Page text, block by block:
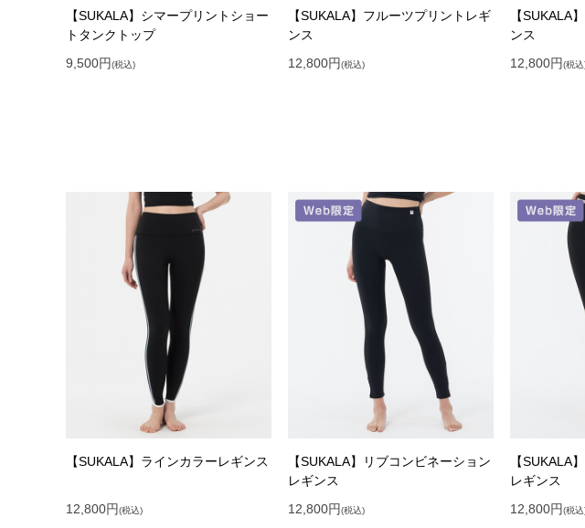
【SUKALA】シマープリントショー
トタンクトップ
9,500円(税込)
【SUKALA】フルーツプリントレギ
ンス
12,800円(税込)
【SUKALA
ンス
12,800円(税
【SUKALA】ラインカラーレギンス
12,800円(税込)
【SUKALA】リブコンビネーション
レギンス
12,800円(税込)
【SUKALA
レギンス
12,800円(税